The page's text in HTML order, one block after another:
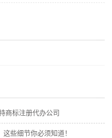
商标注册代办公司
些细节你必须知道！